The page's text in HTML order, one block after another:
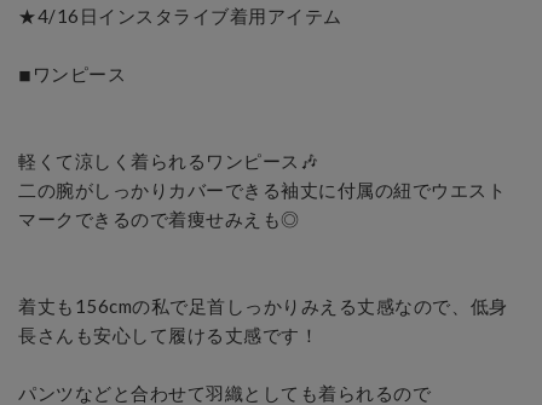
★4/16日インスタライブ着用アイテム
◾︎ワンピース
軽くて涼しく着られるワンピース🎶
二の腕がしっかりカバーできる袖丈に付属の紐でウエスト
マークできるので着痩せみえも◎
着丈も156cmの私で足首しっかりみえる丈感なので、低身
長さんも安心して履ける丈感です！
パンツなどと合わせて羽織としても着られるので